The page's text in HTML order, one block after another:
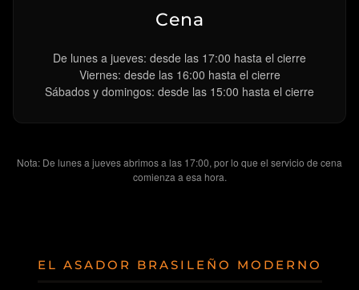
Cena
De lunes a jueves: desde las 17:00 hasta el cierre
Viernes: desde las 16:00 hasta el cierre
Sábados y domingos: desde las 15:00 hasta el cierre
Nota: De lunes a jueves abrimos a las 17:00, por lo que el servicio de cena
comienza a esa hora.
EL ASADOR BRASILEÑO MODERNO